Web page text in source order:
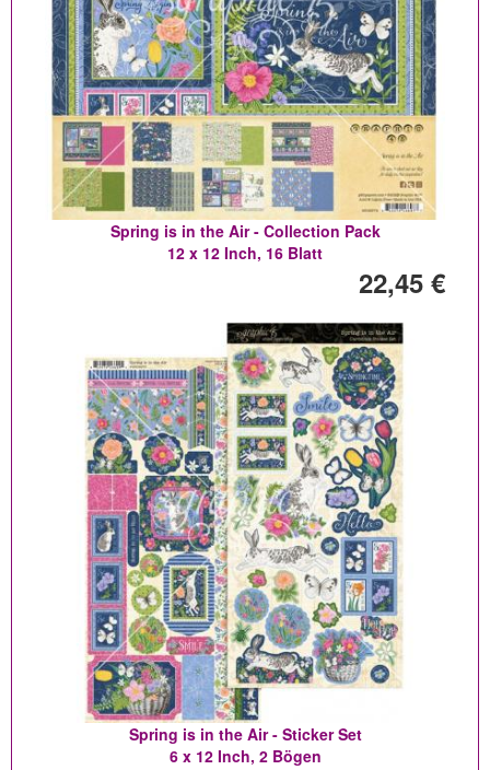
Spring is in the Air - Collection Pack
12 x 12 Inch, 16 Blatt
22,45 €
Spring is in the Air - Sticker Set
6 x 12 Inch, 2 Bögen